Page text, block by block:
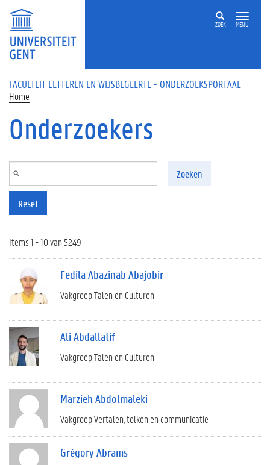
Overslaan en naar de inhoud gaan
ZOEK MENU
FACULTEIT LETTEREN EN WIJSBEGEERTE - ONDERZOEKSPORTAAL
Home
Onderzoekers
Zoeken
Reset
Items 1 - 10 van 5249
Fedila Abazinab Abajobir
Vakgroep Talen en Culturen
Ali Abdallatif
Vakgroep Talen en Culturen
Marzieh Abdolmaleki
Vakgroep Vertalen, tolken en communicatie
Grégory Abrams